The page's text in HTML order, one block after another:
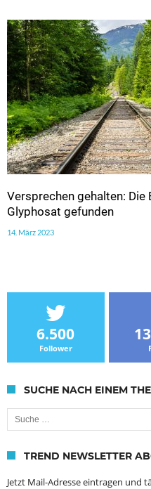
Versprechen gehalten: Die
Glyphosat gefunden
14. März 2023
6.500
Follower
SUCHE NACH EINEM
Suche nach:
TREND NEWSLETTER
Jetzt Mail-Adresse eintragen und